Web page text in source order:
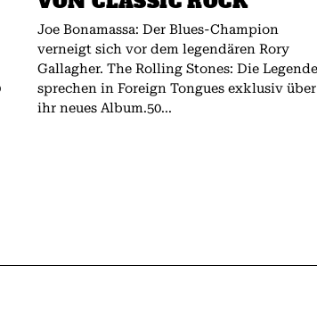
Joe Bonamassa: Der Blues-Champion
verneigt sich vor dem legendären Rory
Gallagher. The Rolling Stones: Die Legenden
sprechen in Foreign Tongues exklusiv über
ihr neues Album.50...